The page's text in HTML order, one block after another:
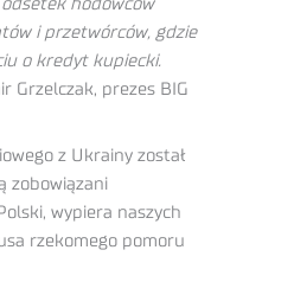
hodowców
i przetwórców, gdzie
o kredyt kupiecki.
Grzelczak, prezes BIG
z Ukrainy został
zobowiązani
wypiera naszych
rzekomego pomoru